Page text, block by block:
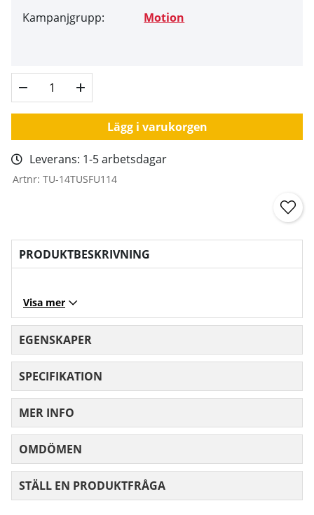
Kampanjgrupp: Motion
Lägg i varukorgen
Leverans: 1-5 arbetsdagar
Artnr: TU-14TUSFU114
PRODUKTBESKRIVNING
Visa mer
EGENSKAPER
SPECIFIKATION
MER INFO
OMDÖMEN
STÄLL EN PRODUKTFRÅGA